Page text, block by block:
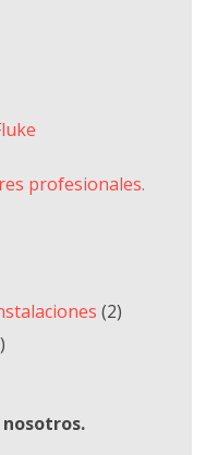
profesionales.
(2)